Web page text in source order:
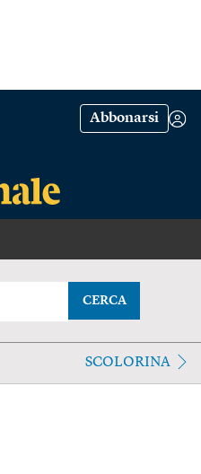
Abbonarsi
CERCA
SCOLORINA